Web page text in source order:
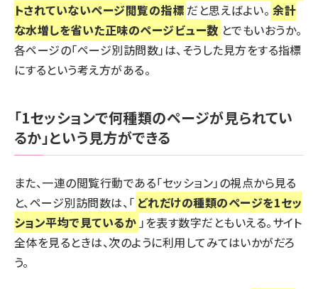
トされていないページ閲覧の指標 だと思えばよい。 余計
な水増しを省いた正味のページビュー数 とでもいおうか。
各ページの「ページ別訪問数」は、そうした見方をする指標
にするという考え方がある。
「1セッションで何種類のページが見られてい
るか」という見方ができる
また、一連の閲覧行動である「セッション」の視点から見る
と、ページ別訪問数は、「 どれだけの種類のページを1セッ
ション平均で見ているか 」を表す数字だともいえる。サイト
全体を見るときは、次のように利用してみてはいかがだろ
う。